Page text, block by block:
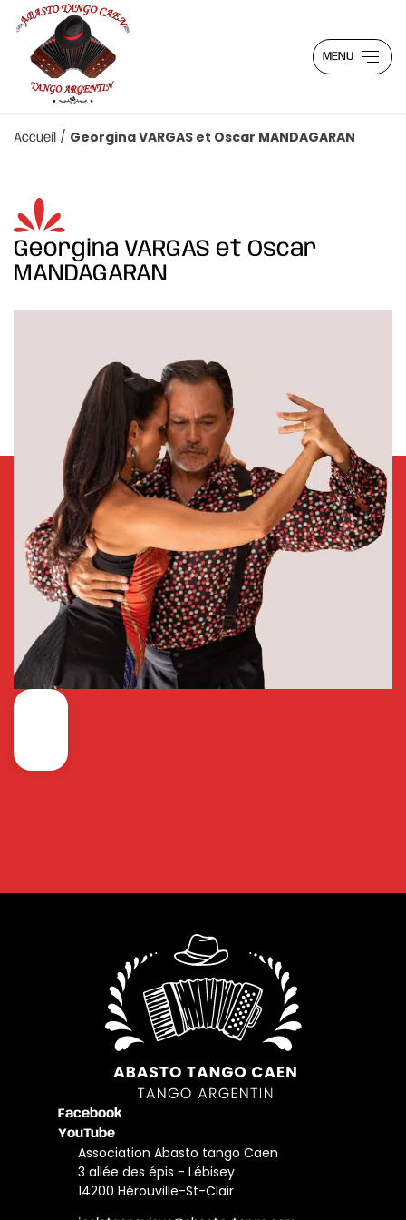
MENU
Accueil / Georgina VARGAS et Oscar MANDAGARAN
Georgina VARGAS et Oscar
MANDAGARAN
Facebook
YouTube
Association Abasto tango Caen
3 allée des épis - Lébisey
14200 Hérouville-St-Clair